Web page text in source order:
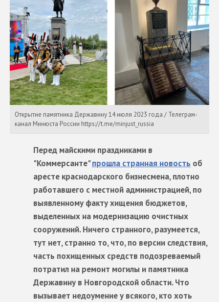
Открытие памятника Державину 14 июля 2023 года / Телеграм-
канал Минюста России https://t.me/minjust_russia
Перед майскими праздниками в
"Коммерсанте"прошла странная новость об
аресте краснодарского бизнесмена, плотно
работавшего с местной администрацией, по
выявленному факту хищения бюджетов,
выделенных на модернизацию очистных
сооружений. Ничего странного, разумеется,
тут нет, странно то, что, по версии следствия,
часть похищенных средств подозреваемый
потратил на ремонт могилы и памятника
Державину в Новгородской области. Что
вызывает недоумение у всякого, кто хоть